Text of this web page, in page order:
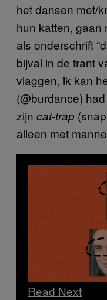
het dansen met/
hun katten, gaan
als onderschrift
bijval in de trant
vlaggen, ik kan
(@burdance)
zijn cat-trap
alleen met
Read Next